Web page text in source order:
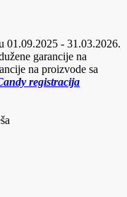
01.09.2025 - 31.03.2026.
garancije na
na proizvode sa
registracija